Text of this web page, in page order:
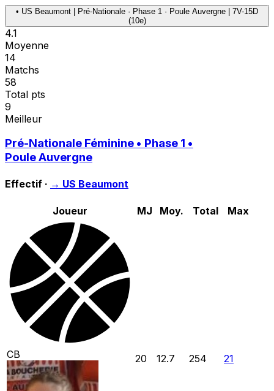
• US Beaumont | Pré-Nationale · Phase 1 · Poule Auvergne | 7V-15D
(10e)
4.1
Moyenne
14
Matchs
58
Total pts
9
Meilleur
Pré-Nationale Féminine • Phase 1 •
Poule Auvergne
Effectif · → US Beaumont
Joueur MJ Moy. Total Max
CB 20 12.7 254 21